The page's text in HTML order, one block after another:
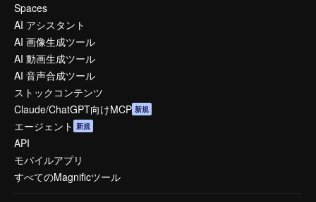
Spaces
AI アシスタント
AI 画像生成ツール
AI 動画生成ツール
AI 音声合成ツール
ストックコンテンツ
Claude/ChatGPT向けMCP 新規
エージェント 新規
API
モバイルアプリ
すべてのMagnificツール